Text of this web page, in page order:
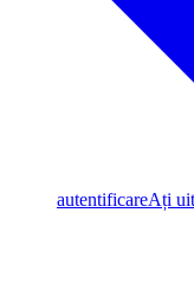
autentificareAți